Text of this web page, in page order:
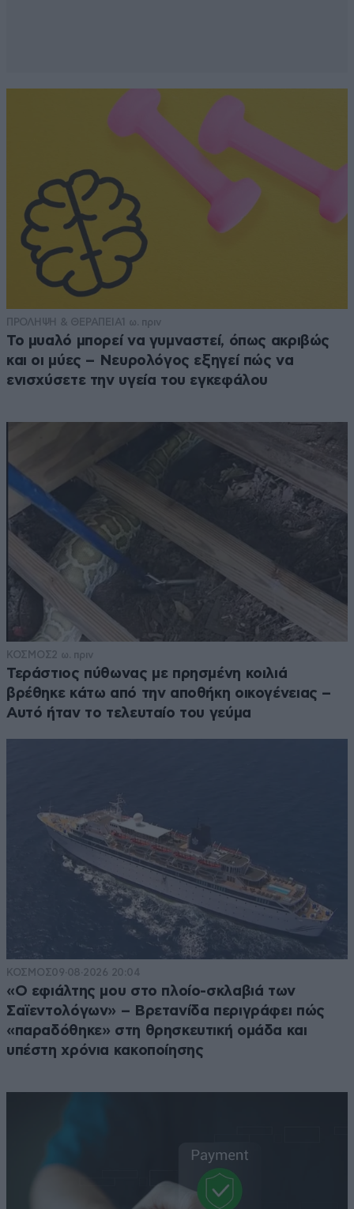
ΠΡΟΛΗΨΗ & ΘΕΡΑΠΕΙΑ1 ω. πριν
Το μυαλό μπορεί να γυμναστεί, όπως ακριβώς
και οι μύες – Νευρολόγος εξηγεί πώς να
ενισχύσετε την υγεία του εγκεφάλου
ΚΟΣΜΟΣ2 ω. πριν
Τεράστιος πύθωνας με πρησμένη κοιλιά
βρέθηκε κάτω από την αποθήκη οικογένειας –
Αυτό ήταν το τελευταίο του γεύμα
ΚΟΣΜΟΣ09·08·2026 20:04
«Ο εφιάλτης μου στο πλοίο-σκλαβιά των
Σαϊεντολόγων» – Βρετανίδα περιγράφει πώς
«παραδόθηκε» στη θρησκευτική ομάδα και
υπέστη χρόνια κακοποίησης